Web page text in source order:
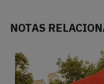
NOTAS